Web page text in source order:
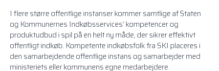
I flere større offentlige instanser kommer samtlige af Staten
og Kommunernes Indkøbsservices’ kompetencer og
produktudbud i spil på en helt ny måde, der sikrer effektivt
offentligt indkøb. Kompetente indkøbsfolk fra SKI placeres i
den samarbejdende offentlige instans og samarbejder med
ministeriets eller kommunens egne medarbejdere.